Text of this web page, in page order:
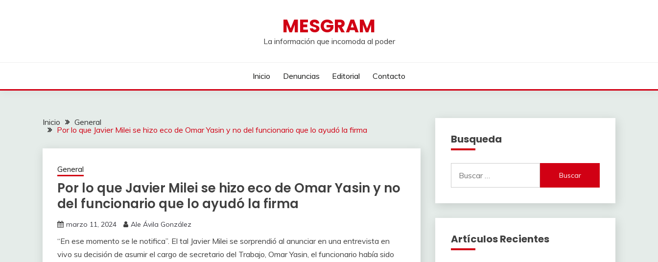
MESGRAM
La información que incomoda al poder
Inicio Denuncias Editorial Contacto
Inicio
General
Por lo que Javier Milei se hizo eco de Omar Yasin y no del funcionario que lo ayudó la firma
General
Por lo que Javier Milei se hizo eco de Omar Yasin y no
del funcionario que lo ayudó la firma
marzo 11, 2024 Ale Ávila González
“En ese momento se le notifica”. El tal Javier Milei se sorprendió al anunciar en una entrevista en
vivo su decisión de asumir el cargo de secretario del Trabajo, Omar Yasin, el funcionario había sido
Busqueda
Artículos Recientes